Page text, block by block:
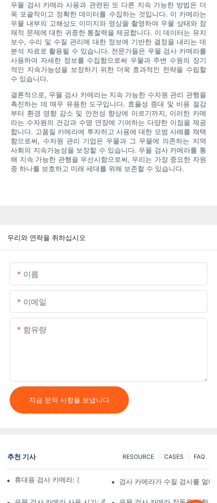
우물 검사 카메라 사용과 관련된 또 다른 지속 가능한 방법은 더
욱 포괄적이고 정확한 데이터를 수집하는 것입니다. 이 카메라는
우물 내부의 고해상도 이미지와 영상을 촬영하여 우물 상태와 잠
재적 문제에 대한 귀중한 통찰력을 제공합니다. 이 데이터는 유지
보수, 수리 및 수질 관리에 대한 정보에 기반한 결정을 내리는 데
분석 자료로 활용될 수 있습니다. 전문가들은 우물 검사 카메라를
사용하여 자세한 정보를 수집함으로써 우물과 주변 수원의 장기
적인 지속가능성을 보장하기 위한 더욱 효과적인 전략을 수립할
수 있습니다.
결론적으로, 우물 검사 카메라는 지속 가능한 수자원 관리 관행을
촉진하는 데 매우 유용한 도구입니다. 효율성 증대 및 비용 절감
부터 환경 영향 감소 및 안전성 향상에 이르기까지, 이러한 카메
라는 수자원의 건강과 수명 연장에 기여하는 다양한 이점을 제공
합니다. 고품질 카메라에 투자하고 사용에 대한 모범 사례를 채택
함으로써, 수자원 관리 기업은 우물과 그 우물에 의존하는 지역
사회의 지속가능성을 보장할 수 있습니다. 우물 검사 카메라를 통
해 지속 가능한 관행을 우선시함으로써, 우리는 가장 중요한 자원
중 하나를 보호하고 미래 세대를 위해 보존할 수 있습니다.
우리와 연락을 취하십시오
이름
이메일
함유량
지금 문의 사항을 보냅니다
추천 기사 FAQ
CASES
RESOURCE
휴대용 검사 카메라: 전문가를 위한 필수 도구검사 카메라가 수질 검사를 얼